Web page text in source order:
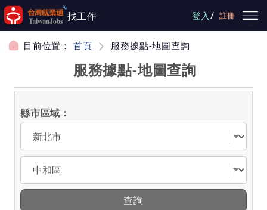
跳到主要內容
找工作 登入/ 註冊
目前位置： 首頁 服務據點-地圖查詢
服務據點-地圖查詢
縣市區域：
選擇縣市
選擇區域
查詢